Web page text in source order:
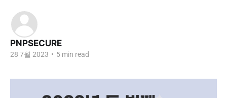
PNPSECURE
28 7월 2023 • 5 min read